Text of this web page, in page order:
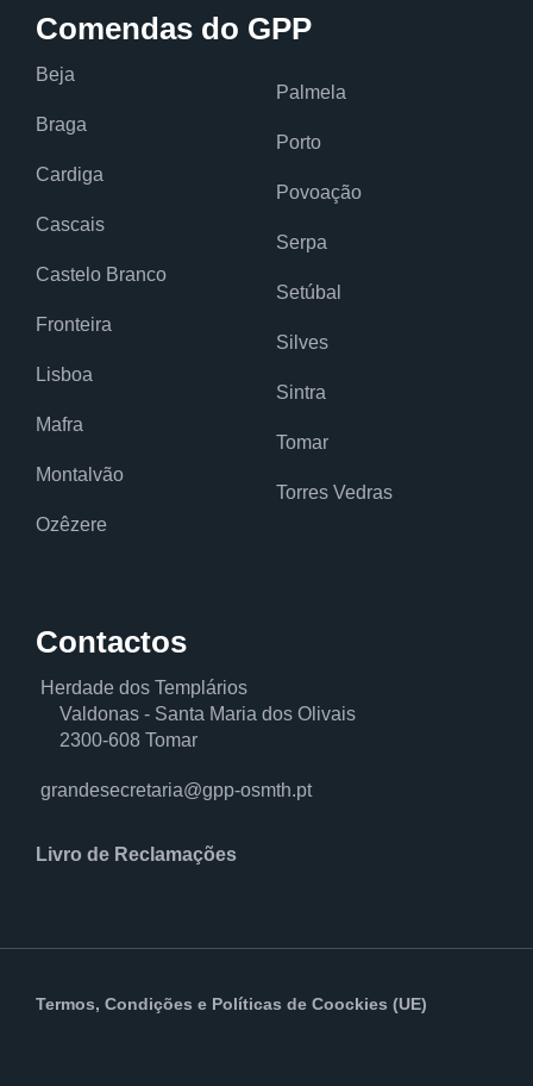
Comendas do GPP
Beja
Braga
Cardiga
Cascais
Castelo Branco
Fronteira
Lisboa
Mafra
Montalvão
Ozêzere
Palmela
Porto
Povoação
Serpa
Setúbal
Silves
Sintra
Tomar
Torres Vedras
Contactos
Herdade dos Templários
Valdonas - Santa Maria dos Olivais
2300-608 Tomar
grandesecretaria@gpp-osmth.pt
Livro de Reclamações
Termos, Condições e Políticas de Coockies (UE)